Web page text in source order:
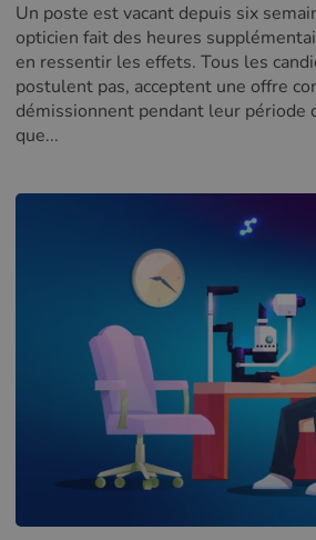
Un poste est vacant depuis six
opticien fait des heures
en ressentir les effets. Tous les
postulent pas, acceptent une offre
démissionnent pendant leur période
que...